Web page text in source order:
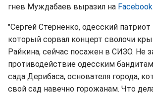
гнев Муждабаев выразил на
"Сергей Стерненко, одесский
который сорвал концерт сволочи
Райкина, сейчас посажен в СИЗО. Не
противодействие одесским
сада Дерибаса, основателя города,
свой сад навечно горожанам. Что